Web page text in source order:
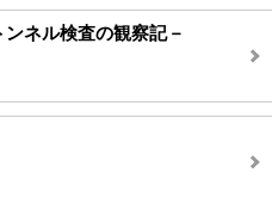
ネル検査の観察記－